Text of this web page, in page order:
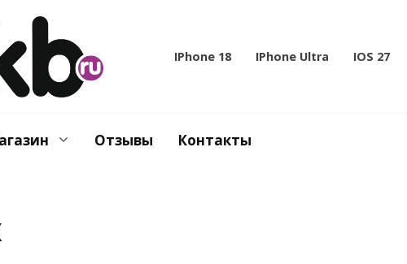
IPhone 18 IPhone Ultra IOS 27
Отзывы Контакты